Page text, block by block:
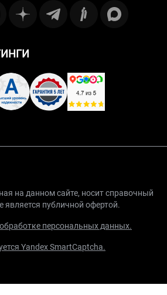
на данном сайте, носит справочный
является публичной офертой.
персональных данных.
Yandex SmartCaptcha.